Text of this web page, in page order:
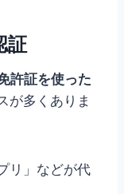
証
許証を使った
が多くありま
リ」などが代